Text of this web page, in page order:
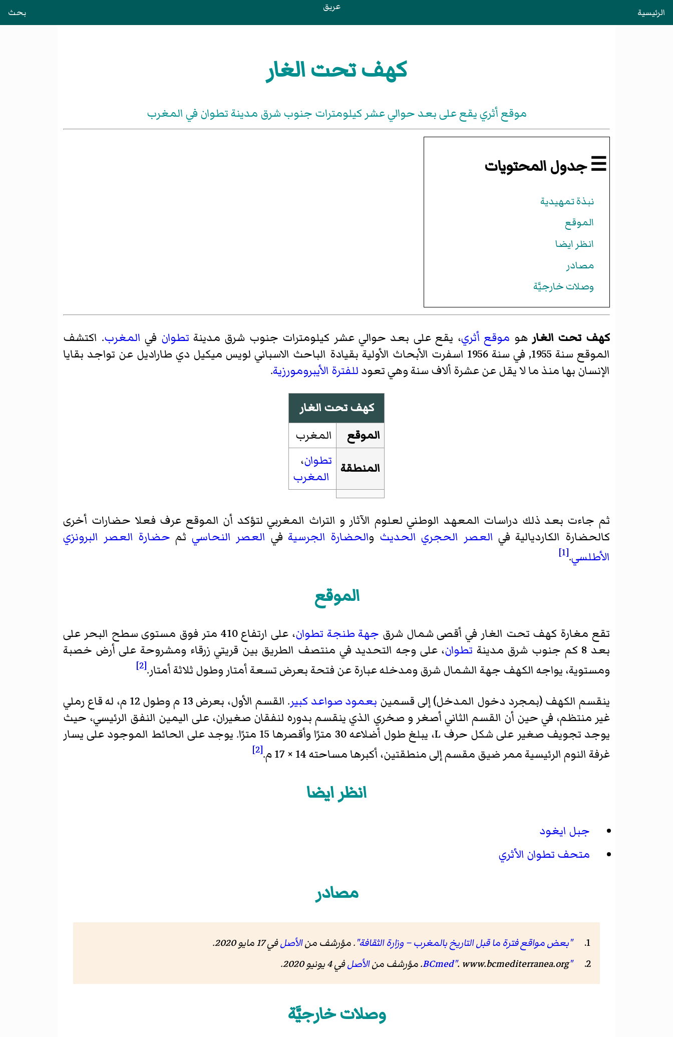
الرئيسية عريق بحث
كهف تحت الغار
موقع أثري يقع على بعد حوالي عشر كيلومترات جنوب شرق مدينة تطوان في المغرب
☰ جدول المحتويات
نبذة تمهيدية
الموقع
انظر ايضا
مصادر
وصلات خارجيَّة
كهف تحت الغار هو موقع أثري، يقع على بعد حوالي عشر كيلومترات جنوب شرق مدينة تطوان في المغرب. اكتشف
الموقع سنة 1955, في سنة 1956 اسفرت الأبحاث الأولية بقيادة الباحث الاسباني لويس ميكيل دي طاراديل عن تواجد بقايا
الإنسان بها منذ ما لا يقل عن عشرة ألاف سنة وهي تعود للفترة الأيبرومورزية.
كهف تحت الغار
الموقع
المغرب
المنطقة تطوان،
المغرب
ثم جاءت بعد ذلك دراسات المعهد الوطني لعلوم الآثار و التراث المغربيلتؤكد أن الموقع عرف فعلا حضارات أخرى
كالحضارة الكارديالية في العصر الحجري الحديث والحضارة الجرسيةفي العصر النحاسي ثم حضارة العصر البرونزي
الأطلسي.
[1]
الموقع
تقع مغارة كهف تحت الغار في أقصى شمال شرق جهة طنجة تطوان
، على ارتفاع 410 متر فوق مستوى سطح البحر على
بعد 8 كم جنوب شرق مدينة
تطوان، على وجه التحديد في منتصف الطريق بين قريتي زرقاء ومشروحة على أرض خصبة
ومستوية، يواجه الكهف جهة الشمال شرق ومدخله عبارة عن فتحة بعرض تسعة أمتار وطول ثلاثة أمتار.[2]
ينقسم الكهف (بمجرد دخول المدخل) إلى قسمين بعمود صواعد كبير
. القسم الأول، بعرض 13 م وطول 12 م، له قاع رملي
غير منتظم، في حين أن القسم الثاني أصغر و صخري الذي ينقسم بدوره لنفقان صغيران، على اليمين النفق الرئيسي، حيث
يوجد تجويف صغير على شكل حرف L، يبلغ طول أضلاعه 30 مترًا وأقصرها 15 مترًا. يوجد على الحائط الموجود على يسار
غرفة النوم الرئيسية ممر ضيق مقسم إلى منطقتين، أكبرها مساحته 14 × 17 م.
[2]
انظر ايضا
جبل ايغود
متحف تطوان الأثري
مصادر
"بعض مواقع فترة ما قبل التاريخ بالمغرب – وزارة الثقافة". مؤرشف منالأصلفي 17 مايو 2020
.
"BCmed"
. www.bcmediterranea.org . مؤرشف منالأصلفي 4 يونيو 2020 .
وصلات خارجيَّة